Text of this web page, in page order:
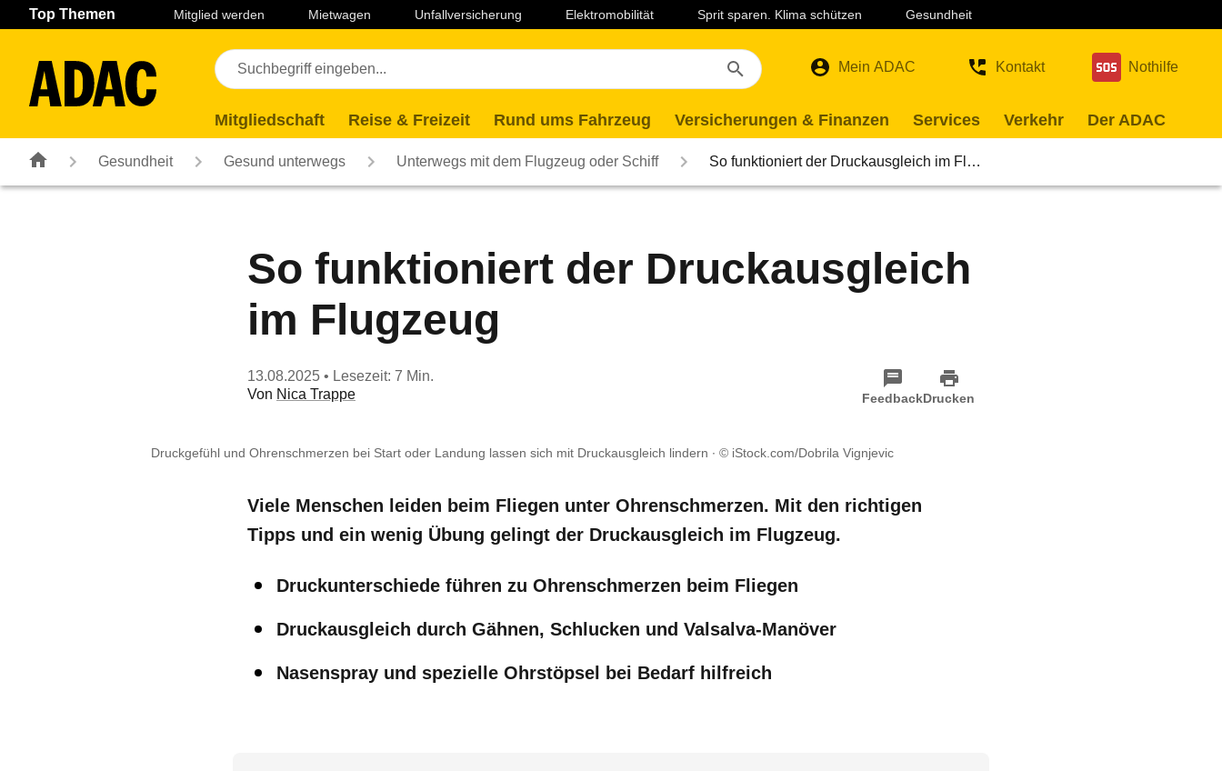
Navigation Seiteninhalt Fußzeile
Top Themen Mitglied werden Mietwagen Unfallversicherung Elektromobilität Sprit sparen. Klima schützen Gesundheit
Mein ADAC Kontakt Nothilfe
Mitgliedschaft Reise & Freizeit Rund ums Fahrzeug Versicherungen & Finanzen Services Verkehr Der ADAC
Gesundheit Gesund unterwegs Unterwegs mit dem Flugzeug oder Schiff So funktioniert der Druckausgleich im Fl…
So funktioniert der Druckausgleich
im Flugzeug
13.08.2025 • Lesezeit: 7 Min.
Von Nica Trappe FeedbackDrucken
Druckgefühl und Ohrenschmerzen bei Start oder Landung lassen sich mit Druckausgleich lindern © iStock.com/Dobrila Vignjevic
Viele Menschen leiden beim Fliegen unter Ohrenschmerzen. Mit den richtigen
Tipps und ein wenig Übung gelingt der Druckausgleich im Flugzeug.
Druckunterschiede führen zu Ohrenschmerzen beim Fliegen
Druckausgleich durch Gähnen, Schlucken und Valsalva-Manöver
Nasenspray und spezielle Ohrstöpsel bei Bedarf hilfreich